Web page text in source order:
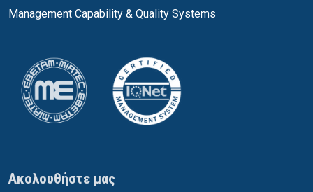
Management Capability & Quality Systems
Ακολουθήστε μας